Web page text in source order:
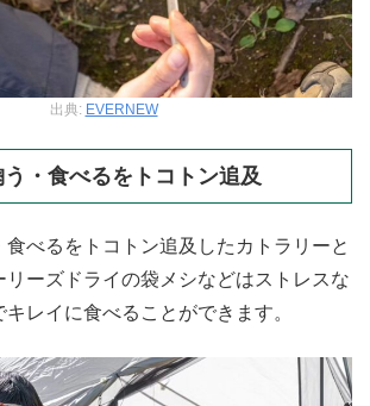
出典: EVERNEW
・食べるをトコトン追及
べるをトコトン追及したカトラリーと
リーズドライの袋メシなどはストレスな
キレイに食べることができます。